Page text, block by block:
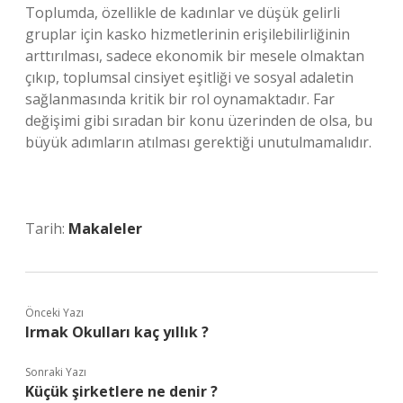
Toplumda, özellikle de kadınlar ve düşük gelirli
gruplar için kasko hizmetlerinin erişilebilirliğinin
arttırılması, sadece ekonomik bir mesele olmaktan
çıkıp, toplumsal cinsiyet eşitliği ve sosyal adaletin
sağlanmasında kritik bir rol oynamaktadır. Far
değişimi gibi sıradan bir konu üzerinden de olsa, bu
büyük adımların atılması gerektiği unutulmamalıdır.
Tarih: Makaleler
Önceki Yazı
Irmak Okulları kaç yıllık ?
Sonraki Yazı
Küçük şirketlere ne denir ?